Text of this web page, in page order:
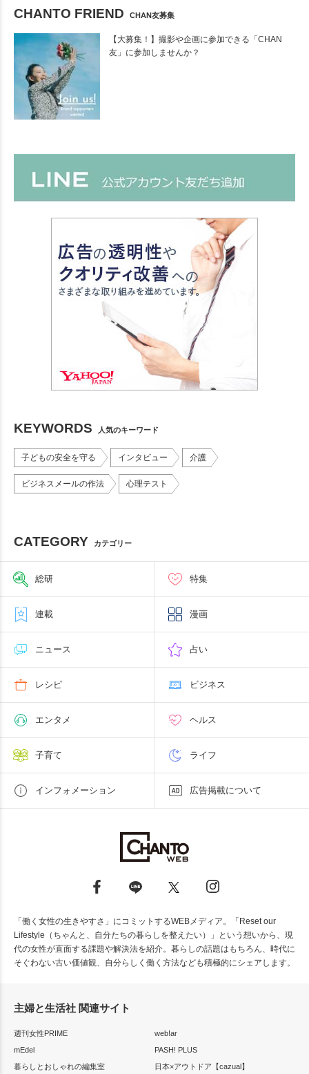
CHANTO FRIEND CHAN友募集
【大募集！】撮影や企画に参加できる「CHAN
友」に参加しませんか？
KEYWORDS 人気のキーワード
子どもの安全を守る インタビュー 介護
ビジネスメールの作法 心理テスト
CATEGORY カテゴリー
総研 特集
連載 漫画
ニュース 占い
レシピ ビジネス
エンタメ ヘルス
子育て ライフ
インフォメーション 広告掲載について
「働く女性の生きやすさ」にコミットするWEBメディア。「Reset our
Lifestyle（ちゃんと、自分たちの暮らしを整えたい）」という想いから、現
代の女性が直面する課題や解決法を紹介。暮らしの話題はもちろん、時代に
そぐわない古い価値観、自分らしく働く方法なども積極的にシェアします。
主婦と生活社 関連サイト
週刊女性PRIME
web!ar
mEdel
PASH! PLUS
暮らしとおしゃれの編集室
日本×アウトドア【cazual】